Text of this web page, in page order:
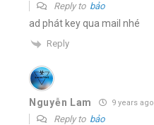
Reply to bảo
ad phát key qua mail nhé
Reply
Nguyễn Lam 9 years ago
Reply to bảo